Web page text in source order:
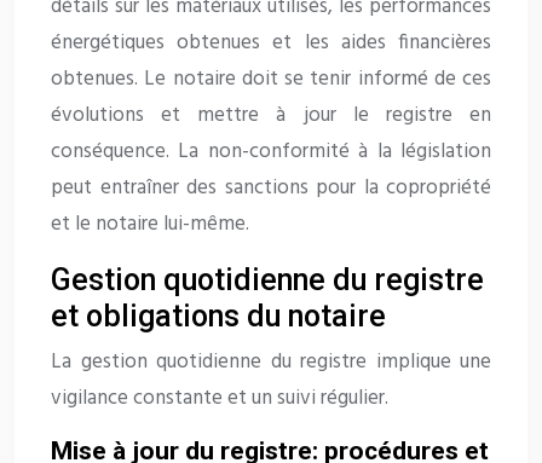
détails sur les matériaux utilisés, les performances
énergétiques obtenues et les aides financières
obtenues. Le notaire doit se tenir informé de ces
évolutions et mettre à jour le registre en
conséquence. La non-conformité à la législation
peut entraîner des sanctions pour la copropriété
et le notaire lui-même.
Gestion quotidienne du registre
et obligations du notaire
La gestion quotidienne du registre implique une
vigilance constante et un suivi régulier.
Mise à jour du registre: procédures et